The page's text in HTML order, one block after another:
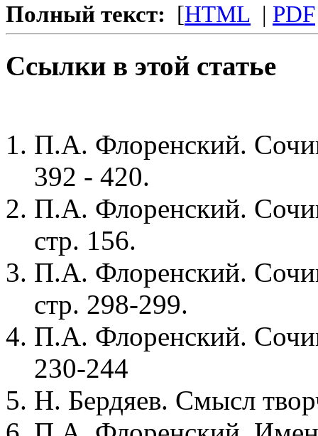
Полный текст: [HTML | PDF
Ссылки в этой статье
П.А. Флоренский.
392 - 420.
П.А. Флоренский.
стр. 156.
П.А. Флоренский.
стр. 298-299.
П.А. Флоренский.
230-244
Н. Бердяев. Смысл